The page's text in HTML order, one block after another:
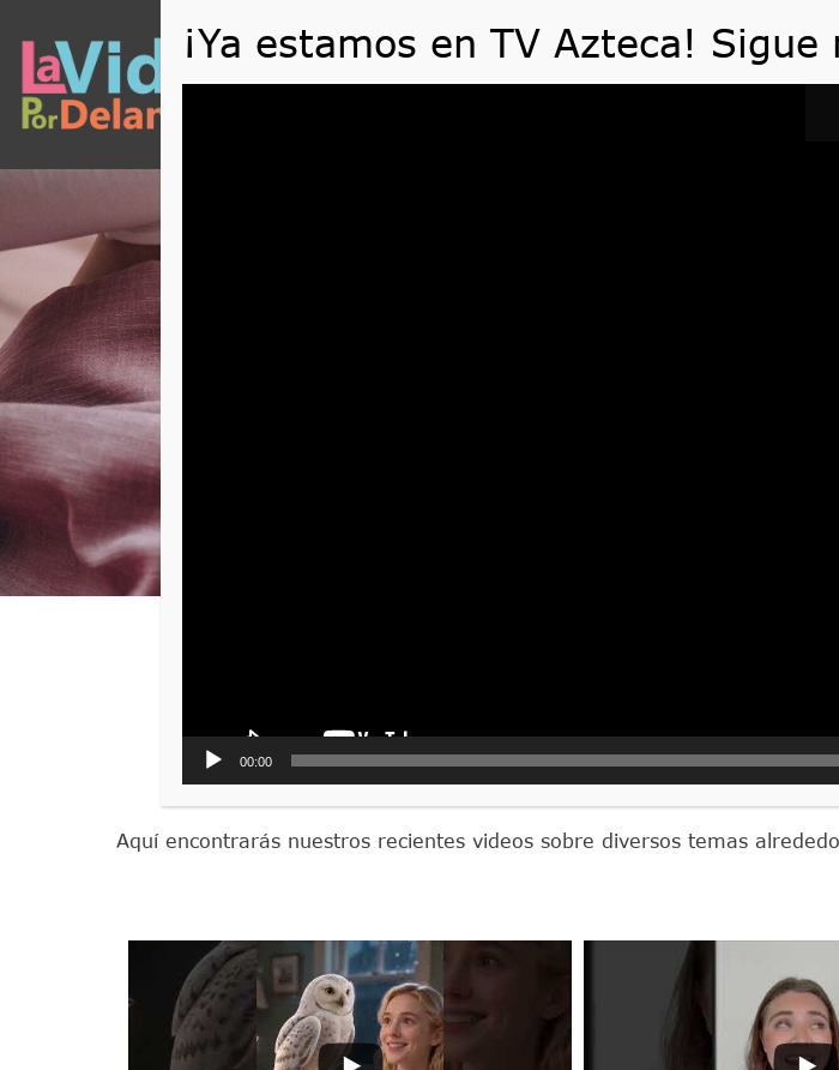
QUÉ HACEMOS VIDEOS
Videos de La
Aquí encontrarás nuestros recientes videos sobre diversos temas
00:00